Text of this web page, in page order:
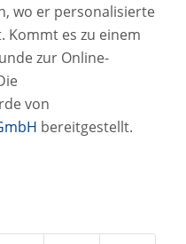
wo er personalisierte
Kommt es zu einem
zur Online-
von
bereitgestellt.